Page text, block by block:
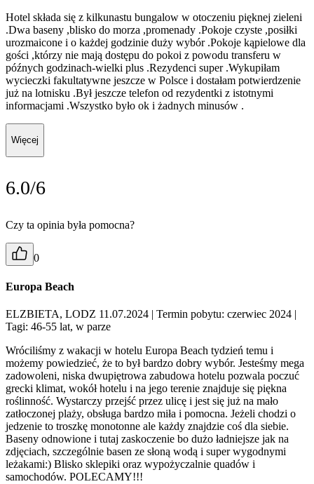
Hotel składa się z kilkunastu bungalow w otoczeniu pięknej zieleni
.Dwa baseny ,blisko do morza ,promenady .Pokoje czyste ,posiłki
urozmaicone i o każdej godzinie duży wybór .Pokoje kąpielowe dla
gości ,którzy nie mają dostępu do pokoi z powodu transferu w
późnych godzinach-wielki plus .Rezydenci super .Wykupiłam
wycieczki fakultatywne jeszcze w Polsce i dostałam potwierdzenie
już na lotnisku .Był jeszcze telefon od rezydentki z istotnymi
informacjami .Wszystko było ok i żadnych minusów .
Więcej
6.0/6
Czy ta opinia była pomocna?
0
Europa Beach
ELZBIETA, LODZ 11.07.2024 | Termin pobytu: czerwiec 2024 |
Tagi: 46-55 lat, w parze
Wróciliśmy z wakacji w hotelu Europa Beach tydzień temu i
możemy powiedzieć, że to był bardzo dobry wybór. Jesteśmy mega
zadowoleni, niska dwupiętrowa zabudowa hotelu pozwala poczuć
grecki klimat, wokół hotelu i na jego terenie znajduje się piękna
roślinność. Wystarczy przejść przez ulicę i jest się już na mało
zatłoczonej plaży, obsługa bardzo miła i pomocna. Jeżeli chodzi o
jedzenie to troszkę monotonne ale każdy znajdzie coś dla siebie.
Baseny odnowione i tutaj zaskoczenie bo dużo ładniejsze jak na
zdjęciach, szczególnie basen ze słoną wodą i super wygodnymi
leżakami:) Blisko sklepiki oraz wypożyczalnie quadów i
samochodów. POLECAMY!!!